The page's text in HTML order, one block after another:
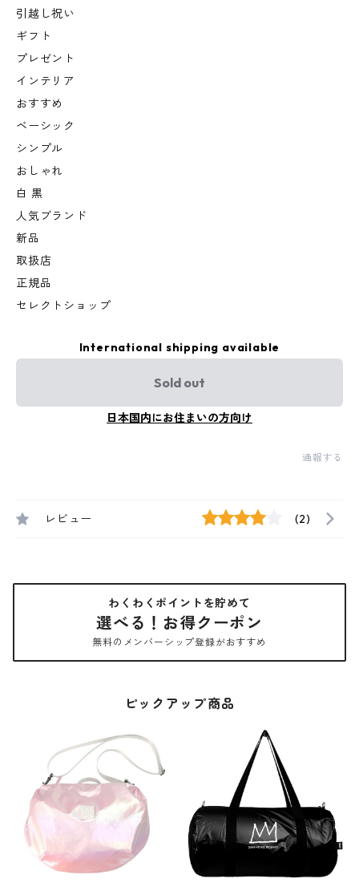
引越し祝い
ギフト
プレゼント
インテリア
おすすめ
ベーシック
シンプル
おしゃれ
白 黒
人気ブランド
新品
取扱店
正規品
セレクトショップ
International shipping available
Sold out
日本国内にお住まいの方向け
通報する
レビュー (2)
わくわくポイントを貯めて
選べる！お得クーポン
無料のメンバーシップ登録がおすすめ
ピックアップ商品